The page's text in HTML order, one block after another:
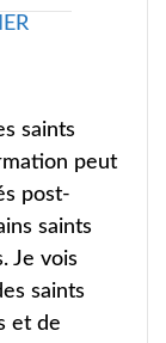
saints
peut
post-
saints
Je vois
saints
et de